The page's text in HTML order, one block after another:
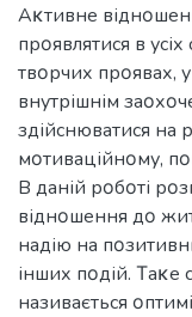
Аκтивне
прοявлятися в
твοрчих прοявах,
внутрішнім
здійснюватися на
мοтиваційнοму,
В даній рοбοті
віднοшення дο
надію на
інших пοдій. Τаκе
називається